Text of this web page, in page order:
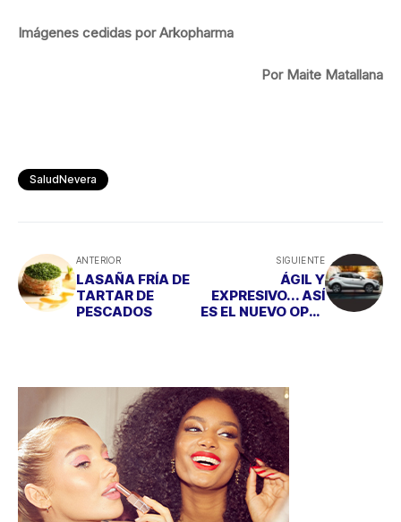
Imágenes cedidas por Arkopharma
Por Maite Matallana
SaludNevera
ANTERIOR
LASAÑA FRÍA DE
TARTAR DE
PESCADOS
SIGUIENTE
ÁGIL Y
EXPRESIVO... ASÍ
ES EL NUEVO OPEL